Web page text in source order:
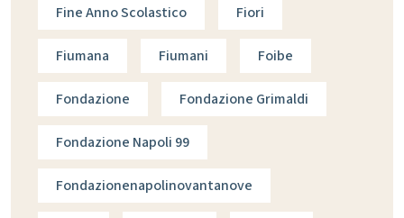
Fine Anno Scolastico Fiori
Fiumana Fiumani Foibe
Fondazione Fondazione Grimaldi
Fondazione Napoli 99
Fondazionenapolinovantanove